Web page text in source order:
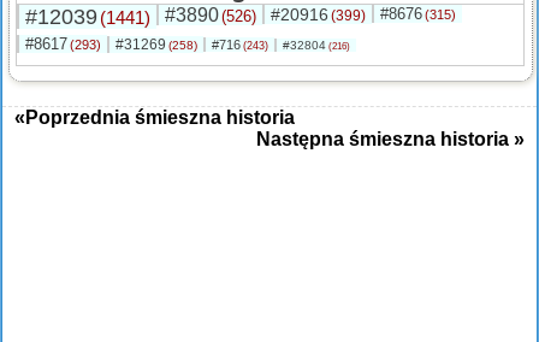
#12039(1441) #3890(526) #20916 (399) #8676(315)
#8617(293) #31269 (258) #716 (243) #32804 (216)
«Poprzednia śmieszna historia
Następna śmieszna historia »